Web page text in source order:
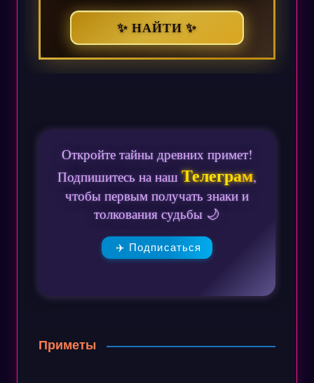
✨ НАЙТИ ✨
Откройте тайны древних примет!
Подпишитесь на нашТелеграм,
чтобы первым получать знаки и
толкования судьбы 🌙
✈️ Подписаться
Приметы